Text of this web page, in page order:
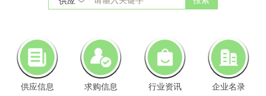
供应信息 求购信息 行业资讯 企业名录